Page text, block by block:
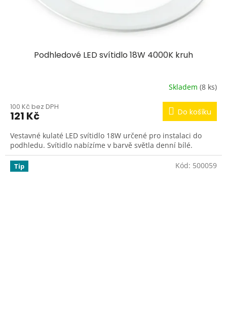
Podhledové LED svítidlo 18W 4000K kruh
Skladem (8 ks)
100 Kč bez DPH
121 Kč Do košíku
Vestavné kulaté LED svítidlo 18W určené pro instalaci do
podhledu. Svítidlo nabízíme v barvě světla denní bílé.
Tip Kód: 500059